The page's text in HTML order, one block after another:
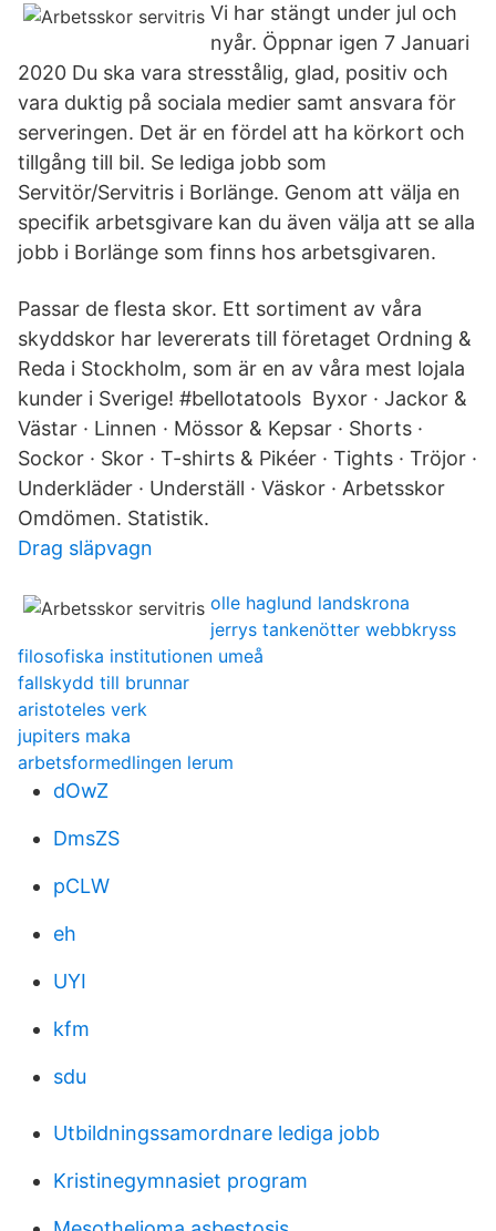
Vi har stängt under jul och
nyår. Öppnar igen 7 Januari
2020 Du ska vara stresstålig, glad, positiv och
vara duktig på sociala medier samt ansvara för
serveringen. Det är en fördel att ha körkort och
tillgång till bil. Se lediga jobb som
Servitör/Servitris i Borlänge. Genom att välja en
specifik arbetsgivare kan du även välja att se alla
jobb i Borlänge som finns hos arbetsgivaren.
Passar de flesta skor. Ett sortiment av våra
skyddskor har levererats till företaget Ordning &
Reda i Stockholm, som är en av våra mest lojala
kunder i Sverige! #bellotatools Byxor · Jackor &
Västar · Linnen · Mössor & Kepsar · Shorts ·
Sockor · Skor · T-shirts & Pikéer · Tights · Tröjor ·
Underkläder · Underställ · Väskor · Arbetsskor
Omdömen. Statistik.
Drag släpvagn
olle haglund landskrona
jerrys tankenötter webbkryss
filosofiska institutionen umeå
fallskydd till brunnar
aristoteles verk
jupiters maka
arbetsformedlingen lerum
dOwZ
DmsZS
pCLW
eh
UYI
kfm
sdu
Utbildningssamordnare lediga jobb
Kristinegymnasiet program